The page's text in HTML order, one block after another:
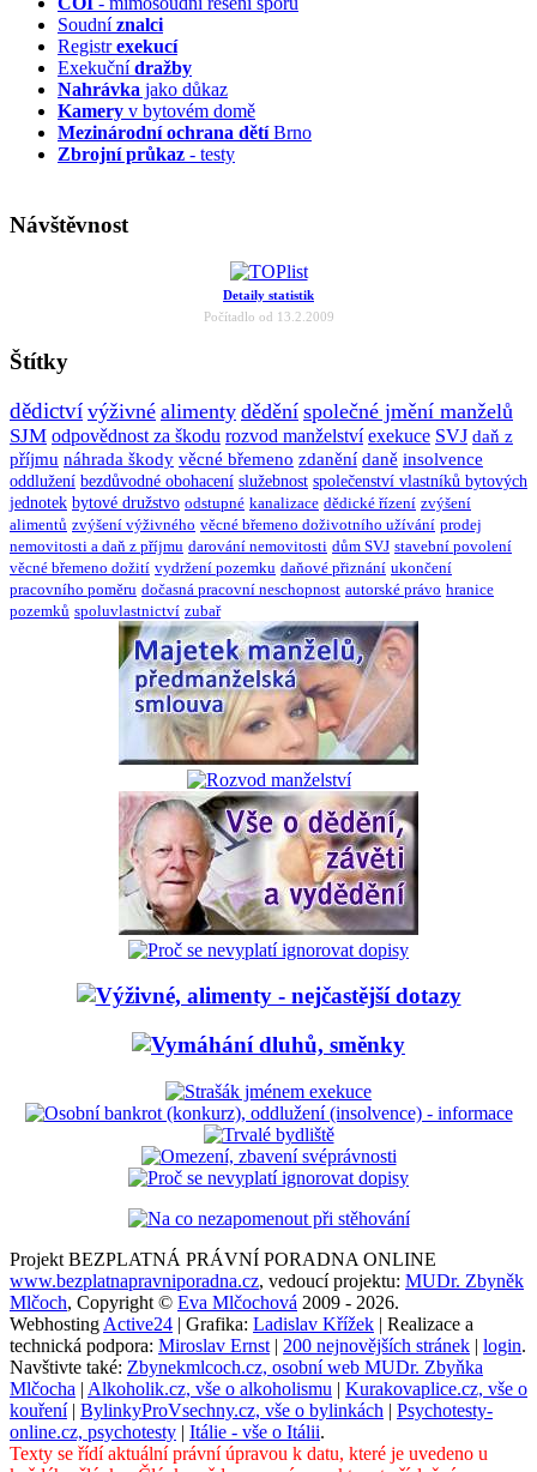
Soudníznalci
Registrexekucí
Exekučnídražby
Nahrávka jako důkaz
Kamery v bytovém domě
Mezinárodní ochrana dětíBrno
Zbrojní průkaz - testy
Návštěvnost
Detaily statistik
Počítadlo od 13.2.2009
Štítky
dědictví výživné alimenty dědění společné jmění manželů
SJM odpovědnost za škodu rozvod manželství exekuce SVJ daň z
příjmu náhrada škody věcné břemeno zdanění daně insolvence
oddlužení bezdůvodné obohacení služebnost společenství vlastníků bytových
jednotek bytové družstvo odstupné kanalizace dědické řízení zvýšení
alimentů zvýšení výživného věcné břemeno doživotního užívání prodej
nemovitosti a daň z příjmu darování nemovitosti dům SVJ stavební povolení
věcné břemeno dožití vydržení pozemku daňové přiznání ukončení
pracovního poměru dočasná pracovní neschopnost autorské právo hranice
pozemků spoluvlastnictví zubař
Projekt BEZPLATNÁ PRÁVNÍ PORADNA ONLINE
www.bezplatnapravniporadna.cz, vedoucí projektu: MUDr. Zbyněk
Mlčoch, Copyright © Eva Mlčochová 2009 - 2026.
Webhosting Active24 | Grafika: Ladislav Křížek | Realizace a
technická podpora: Miroslav Ernst | 200 nejnovějších stránek | login.
Navštivte také: Zbynekmlcoch.cz, osobní web MUDr. Zbyňka
Mlčocha | Alkoholik.cz, vše o alkoholismu | Kurakovaplice.cz, vše o
kouření| BylinkyProVsechny.cz, vše o bylinkách | Psychotesty-
online.cz, psychotesty | Itálie - vše o Itálii.
Texty se řídí aktuální právní úpravou k datu, které je uvedeno u